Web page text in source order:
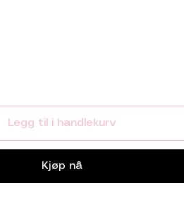
Legg til i handlekurv
Kjøp nå